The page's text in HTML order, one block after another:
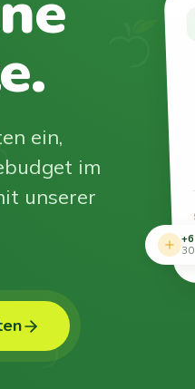
ein,
im
unserer